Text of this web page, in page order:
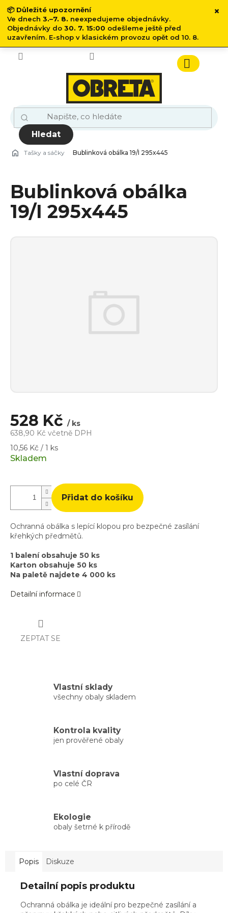
📦 Důležité upozornění
Ve dnech 3.–7. 8. neexpedujeme objednávky.
Objednávky do 30. 7. 15:00 odešleme ještě před
uzavřením. E-shop v klasickém provozu opět od 10. 8.
×
Přejít
obsah
Hledat
Nákupní
košík
Tašky a sáčky Bublinková obálka 19/I 295x445
Bublinková obálka
19/I 295x445
528 Kč / ks
638,90 Kč včetně DPH
Měrná
cena:
10,56 Kč / 1 ks
Skladem
Přidat do košíku
Ochranná obálka s lepící klopou pro bezpečné zasílání
křehkých předmětů.
1 balení obsahuje 50 ks
Karton obsahuje 50 ks
Na paletě najdete 4 000 ks
Detailní informace
ZEPTAT SE
Vlastní sklady
všechny obaly skladem
Kontrola kvality
jen prověřené obaly
Vlastní doprava
po celé ČR
Ekologie
obaly šetrné k přírodě
Popis Diskuze
Detailní popis produktu
Ochranná obálka je ideální pro bezpečné zasílání a